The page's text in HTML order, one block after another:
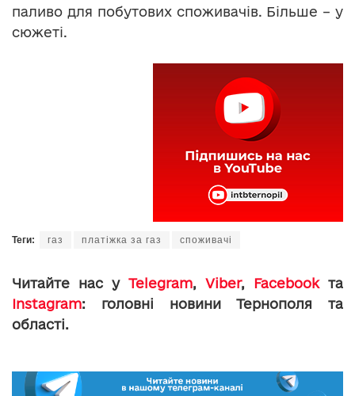
паливо для побутових споживачів. Більше – у
сюжеті.
Теги: газ платіжка за газ споживачі
Читайте нас у Telegram, Viber, Facebookта
Instagram: головні новини Тернополя та
області.